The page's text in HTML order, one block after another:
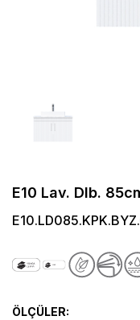
E10 Lav. Dlb.
ÖLÇÜLER: